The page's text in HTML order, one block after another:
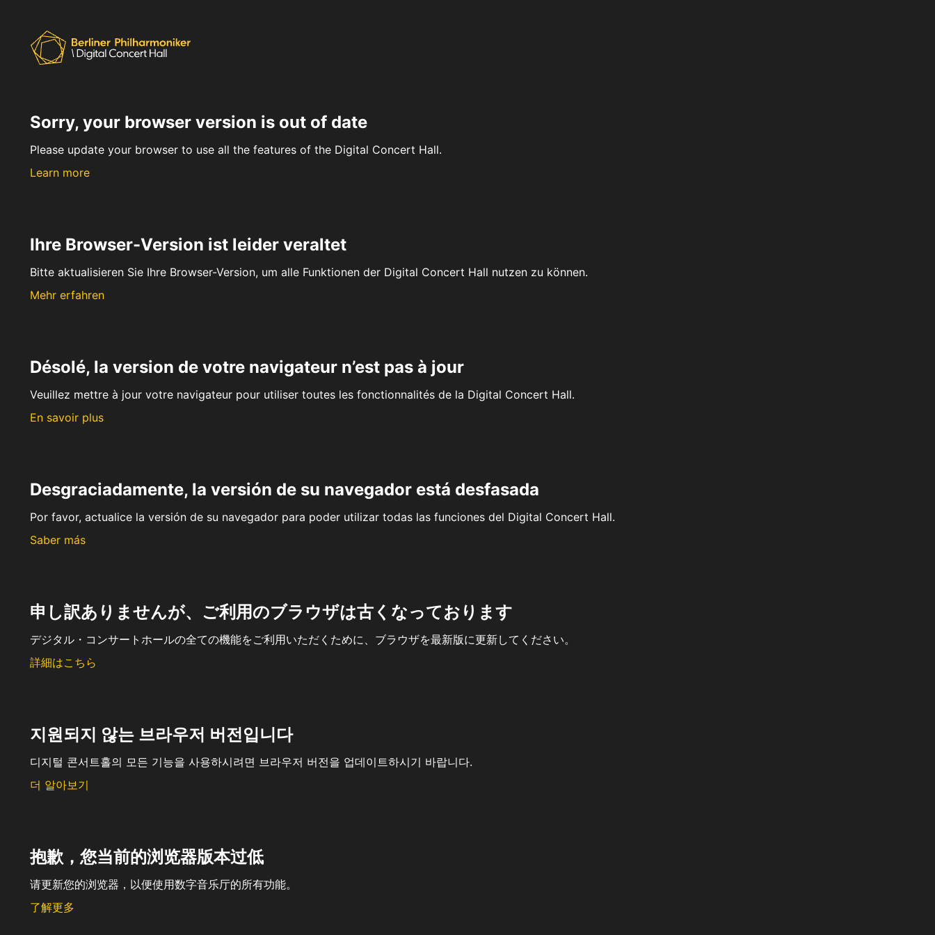
Sorry, your browser version is out of date
Please update your browser to use all the features of the Digital Concert Hall.
Learn more
Ihre Browser-Version ist leider veraltet
Bitte aktualisieren Sie Ihre Browser-Version, um alle Funktionen der Digital Concert Hall nutzen zu können.
Mehr erfahren
Désolé, la version de votre navigateur n’est pas à jour
Veuillez mettre à jour votre navigateur pour utiliser toutes les fonctionnalités de la Digital Concert Hall.
En savoir plus
Desgraciadamente, la versión de su navegador está desfasada
Por favor, actualice la versión de su navegador para poder utilizar todas las funciones del Digital Concert Hall.
Saber más
申し訳ありませんが、ご利用のブラウザは古くなっております
デジタル・コンサートホールの全ての機能をご利用いただくために、ブラウザを最新版に更新してください。
詳細はこちら
지원되지 않는 브라우저 버전입니다
디지털 콘서트홀의 모든 기능을 사용하시려면 브라우저 버전을 업데이트하시기 바랍니다.
더 알아보기
抱歉，您当前的浏览器版本过低
请更新您的浏览器，以便使用数字音乐厅的所有功能。
了解更多